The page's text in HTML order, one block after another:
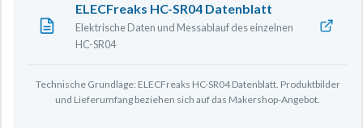
ELECFreaks HC-SR04 Datenblatt
Elektrische Daten und Messablauf des einzelnen
HC-SR04
Technische Grundlage: ELECFreaks HC-SR04 Datenblatt. Produktbilder
und Lieferumfang beziehen sich auf das Makershop-Angebot.